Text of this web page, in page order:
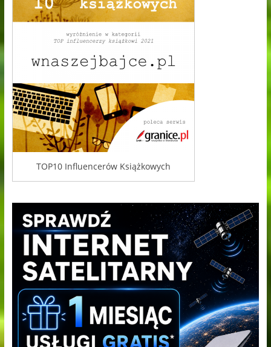
TOP10 Influencerów Książkowych